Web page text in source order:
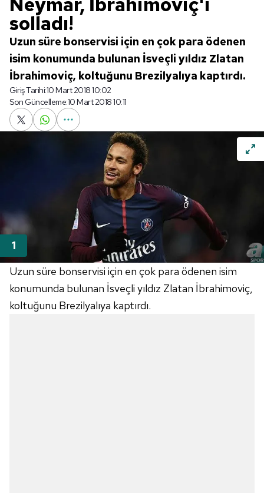
solladı!
Uzun süre bonservisi için en çok para ödenen
isim konumunda bulunan İsveçli yıldız Zlatan
İbrahimoviç, koltuğunu Brezilyalıya kaptırdı.
Giriş Tarihi:10 Mart 2018 10:02
Son Güncelleme:10 Mart 2018 10:11
Uzun süre bonservisi için en çok para ödenen isim
konumunda bulunan İsveçli yıldız Zlatan İbrahimoviç,
koltuğunu Brezilyalıya kaptırdı.